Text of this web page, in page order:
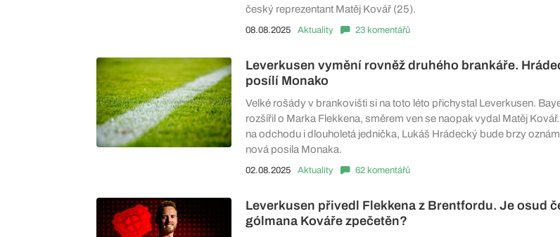
český reprezentant Matěj Kovář (25).
08.08.2025 Aktuality 23 komentářů
Leverkusen vymění rovněž druhého brankáře.
posílí Monako
Velké rošády v brankovišti si na toto léto přichystal Leverkusen.
rozšířil o Marka Flekkena, směrem ven se naopak vydal Matěj
na odchodu i dlouholetá jednička, Lukáš Hrádecký bude brzy
nová posila Monaka.
02.08.2025 Aktuality 62 komentářů
Leverkusen přivedl Flekkena z Brentfordu. Je osud
gólmana Kováře zpečetěn?